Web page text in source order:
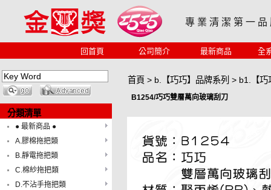
專 業 清 潔 第 一 品
回首頁 公司簡介 最新商品 全
分類清單
● 最新商品 ●
A.膠棉拖把類
B.靜電拖把類
C.棉紗拖把類
D.不沾手拖把類
首頁 > b.【巧巧】品牌系列 > b1.【巧
B1254/巧巧雙層萬向玻璃刮刀